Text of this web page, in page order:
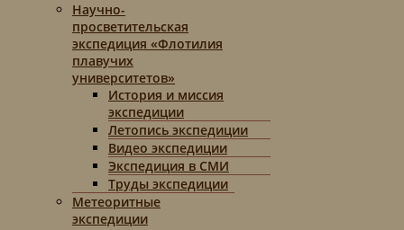
Научно-
просветительская
экспедиция «Флотилия
плавучих
университетов»
История и миссия
экспедиции
Летопись экспедиции
Видео экспедиции
Экспедиция в СМИ
Труды экспедиции
Метеоритные
экспедиции